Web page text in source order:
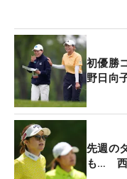
とはいえ、胸を撫
はまだまだですし
アシリーズにも出
いない。秋のアジ
ンキング80位以内
にあたる出場優先
ても重要な局面が
初優勝
野日向
先週の
も… 西